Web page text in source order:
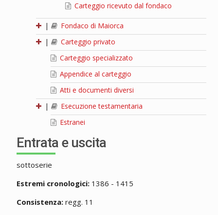
Carteggio ricevuto dal fondaco
|
Fondaco di Maiorca
|
Carteggio privato
Carteggio specializzato
Appendice al carteggio
Atti e documenti diversi
|
Esecuzione testamentaria
Estranei
Entrata e uscita
sottoserie
Estremi cronologici:1386 - 1415
Consistenza:regg. 11